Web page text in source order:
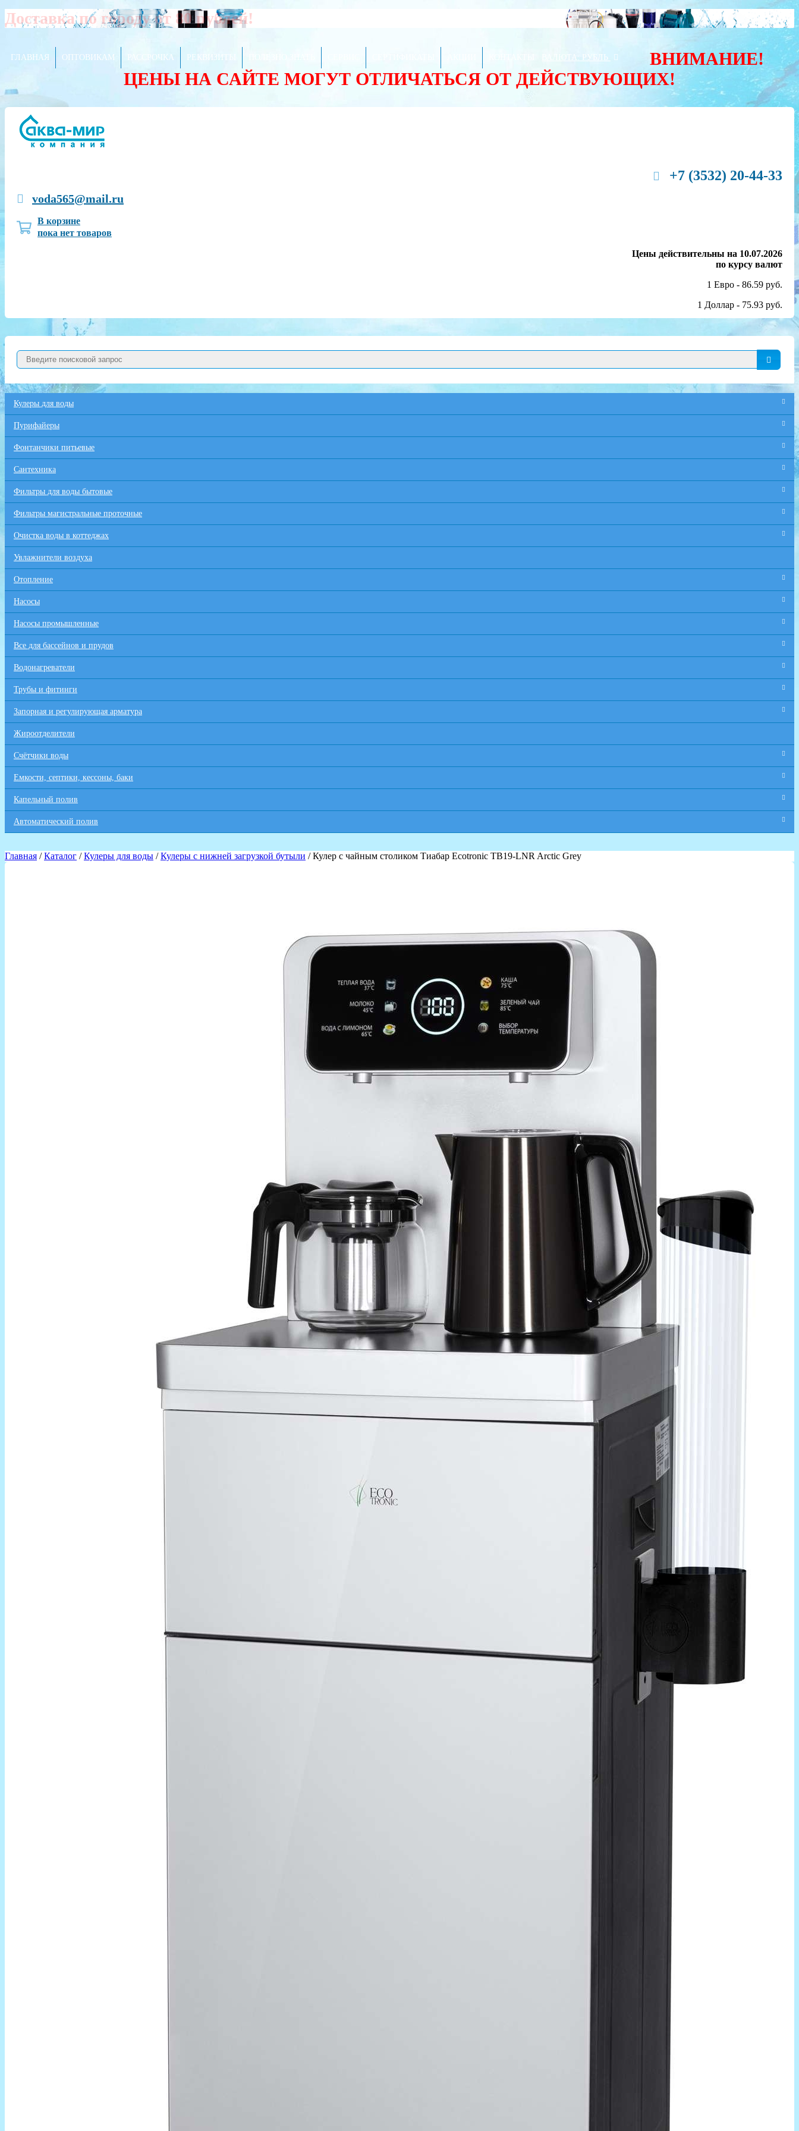
Доставка по городу от 80 рублей!
ГЛАВНАЯ ОПТОВИКАМ РАССРОЧКА РЕКВИЗИТЫ ВАЛЮТА: РУБЛЬ
ВНИМАНИЕ!
ЦЕНЫ НА САЙТЕ МОГУТ ОТЛИЧАТЬСЯ ОТ ДЕЙСТВУЮЩИХ!
+7 (3532) 20-44-33
voda565@mail.ru
В корзине
пока нет товаров
Цены действительны на 10.07.2026
по курсу валют
1 Евро - 86.59 руб.
1 Доллар - 75.93 руб.
Кулеры для воды
Пурифайеры
Фонтанчики питьевые
Сантехника
Фильтры для воды бытовые
Фильтры магистральные проточные
Очистка воды в коттеджах
Увлажнители воздуха
Отопление
Насосы
Насосы промышленные
Все для бaссейнов и прудов
Водонагреватели
Трубы и фитинги
Запорная и регулирующая арматура
Жироотделители
Счётчики воды
Емкости, септики, кессоны, баки
Капельный полив
Автоматический полив
Главная /Каталог /Кулеры для воды /Кулеры с нижней загрузкой бутыли / Кулер с чайным столиком Тиабар Ecotronic TB19-LNR Arctic Grey